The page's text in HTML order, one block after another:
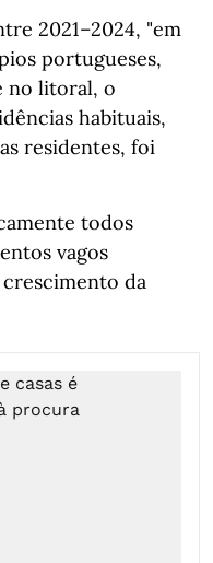
2021–2024, "em
portugueses,
no litoral, o
habituais,
residentes, foi
todos
vagos
da